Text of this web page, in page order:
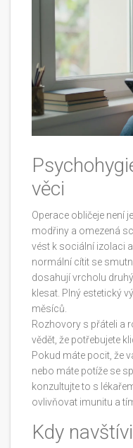
věci
Operace obličeje není
modřiny a omezená
vést k sociální izolaci
normální cítit se
dosahují vrcholu
klesat. Plný estetický
měsíců.
Rozhovory s přáteli a
vědět, že potřebujete
Pokud máte pocit, že
nebo máte potíže se
konzultujte to s
ovlivňovat imunitu a
Kdy